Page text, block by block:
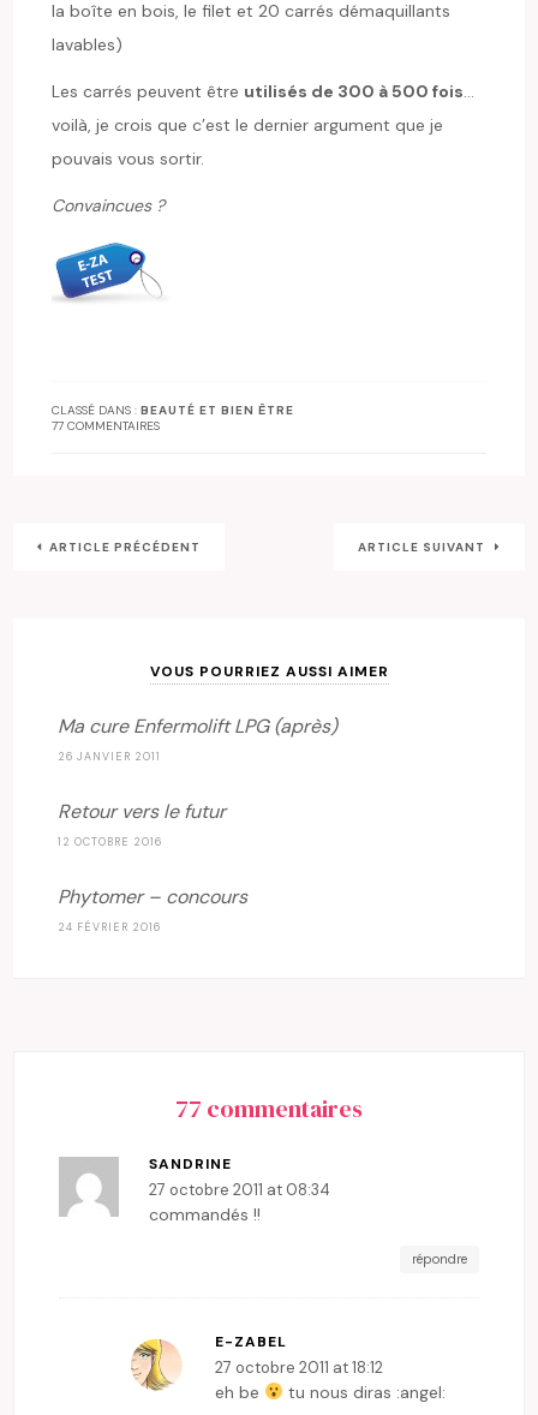
la boîte en bois, le filet et 20 carrés démaquillants
lavables)
Les carrés peuvent être utilisés de 300 à 500 fois…
voilà, je crois que c’est le dernier argument que je
pouvais vous sortir.
Convaincues ?
CLASSÉ DANS :BEAUTÉ ET BIEN ÊTRE
77 COMMENTAIRES
ARTICLE PRÉCÉDENT ARTICLE SUIVANT
VOUS POURRIEZ AUSSI AIMER
Ma cure Enfermolift LPG (après)
26 JANVIER 2011
Retour vers le futur
12 OCTOBRE 2016
Phytomer – concours
24 FÉVRIER 2016
77 commentaires
SANDRINE
27 octobre 2011 at 08:34
commandés !!
répondre
E-ZABEL
27 octobre 2011 at 18:12
eh be tu nous diras :angel: